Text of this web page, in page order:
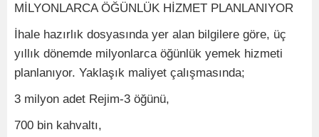
MİLYONLARCA ÖĞÜNLÜK HİZMET PLANLANIYOR
İhale hazırlık dosyasında yer alan bilgilere göre, üç
yıllık dönemde milyonlarca öğünlük yemek hizmeti
planlanıyor. Yaklaşık maliyet çalışmasında;
3 milyon adet Rejim-3 öğünü,
700 bin kahvaltı,